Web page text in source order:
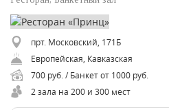
прт. Московский, 171Б
Европейская, Кавказская
700 руб. / Банкет от 1000 руб.
2 зала на 200 и 300 мест